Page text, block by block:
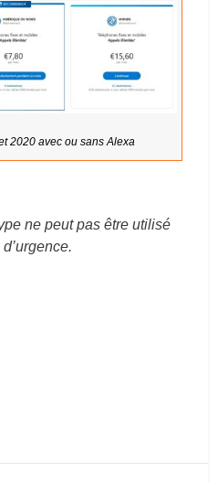
2020 avec ou sans Alexa
ne peut pas être utilisé